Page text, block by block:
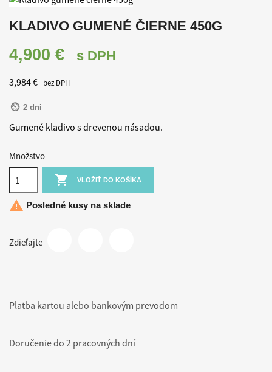
KLADIVO GUMENÉ ČIERNE 450G
4,900 € s DPH
3,984 € bez DPH
2 dni
Gumené kladivo s drevenou násadou.
Množstvo
 VLOŽIŤ DO KOŠÍKA
 Posledné kusy na sklade
Zdieľajte
Platba kartou alebo bankovým prevodom
Doručenie do 2 pracovných dní